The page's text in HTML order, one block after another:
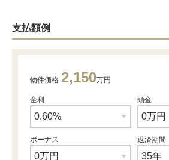
支払額例
物件価格 2,150万円
金利 頭金
ボーナス 返済期間